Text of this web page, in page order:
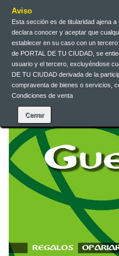
Aviso
Esta sección es de titularidad ajena
declara conocer y aceptar que
establecer en su caso con un
de PORTAL DE TU CIUDAD, se
usuario y el tercero, excluyéndose
DE TU CIUDAD derivada de la
compraventa de bienes o servicios,
Condiciones de venta
Contact us